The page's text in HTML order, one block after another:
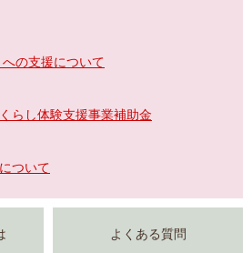
への支援について
らし体験支援事業補助金
ついて
よくある質問